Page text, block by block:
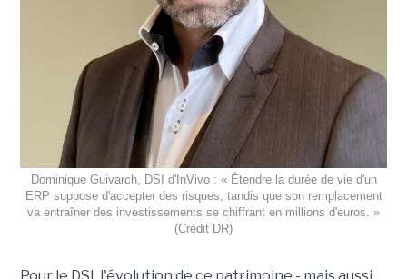
Dominique Guivarch, DSI d'InVivo : « Étendre la durée de vie d'un
ERP suppose d'accepter des risques, tandis que son remplacement
va entraîner des investissements se chiffrant en millions d'euros. »
(Crédit DR)